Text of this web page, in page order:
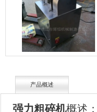
产品概述
强力粗碎机概述